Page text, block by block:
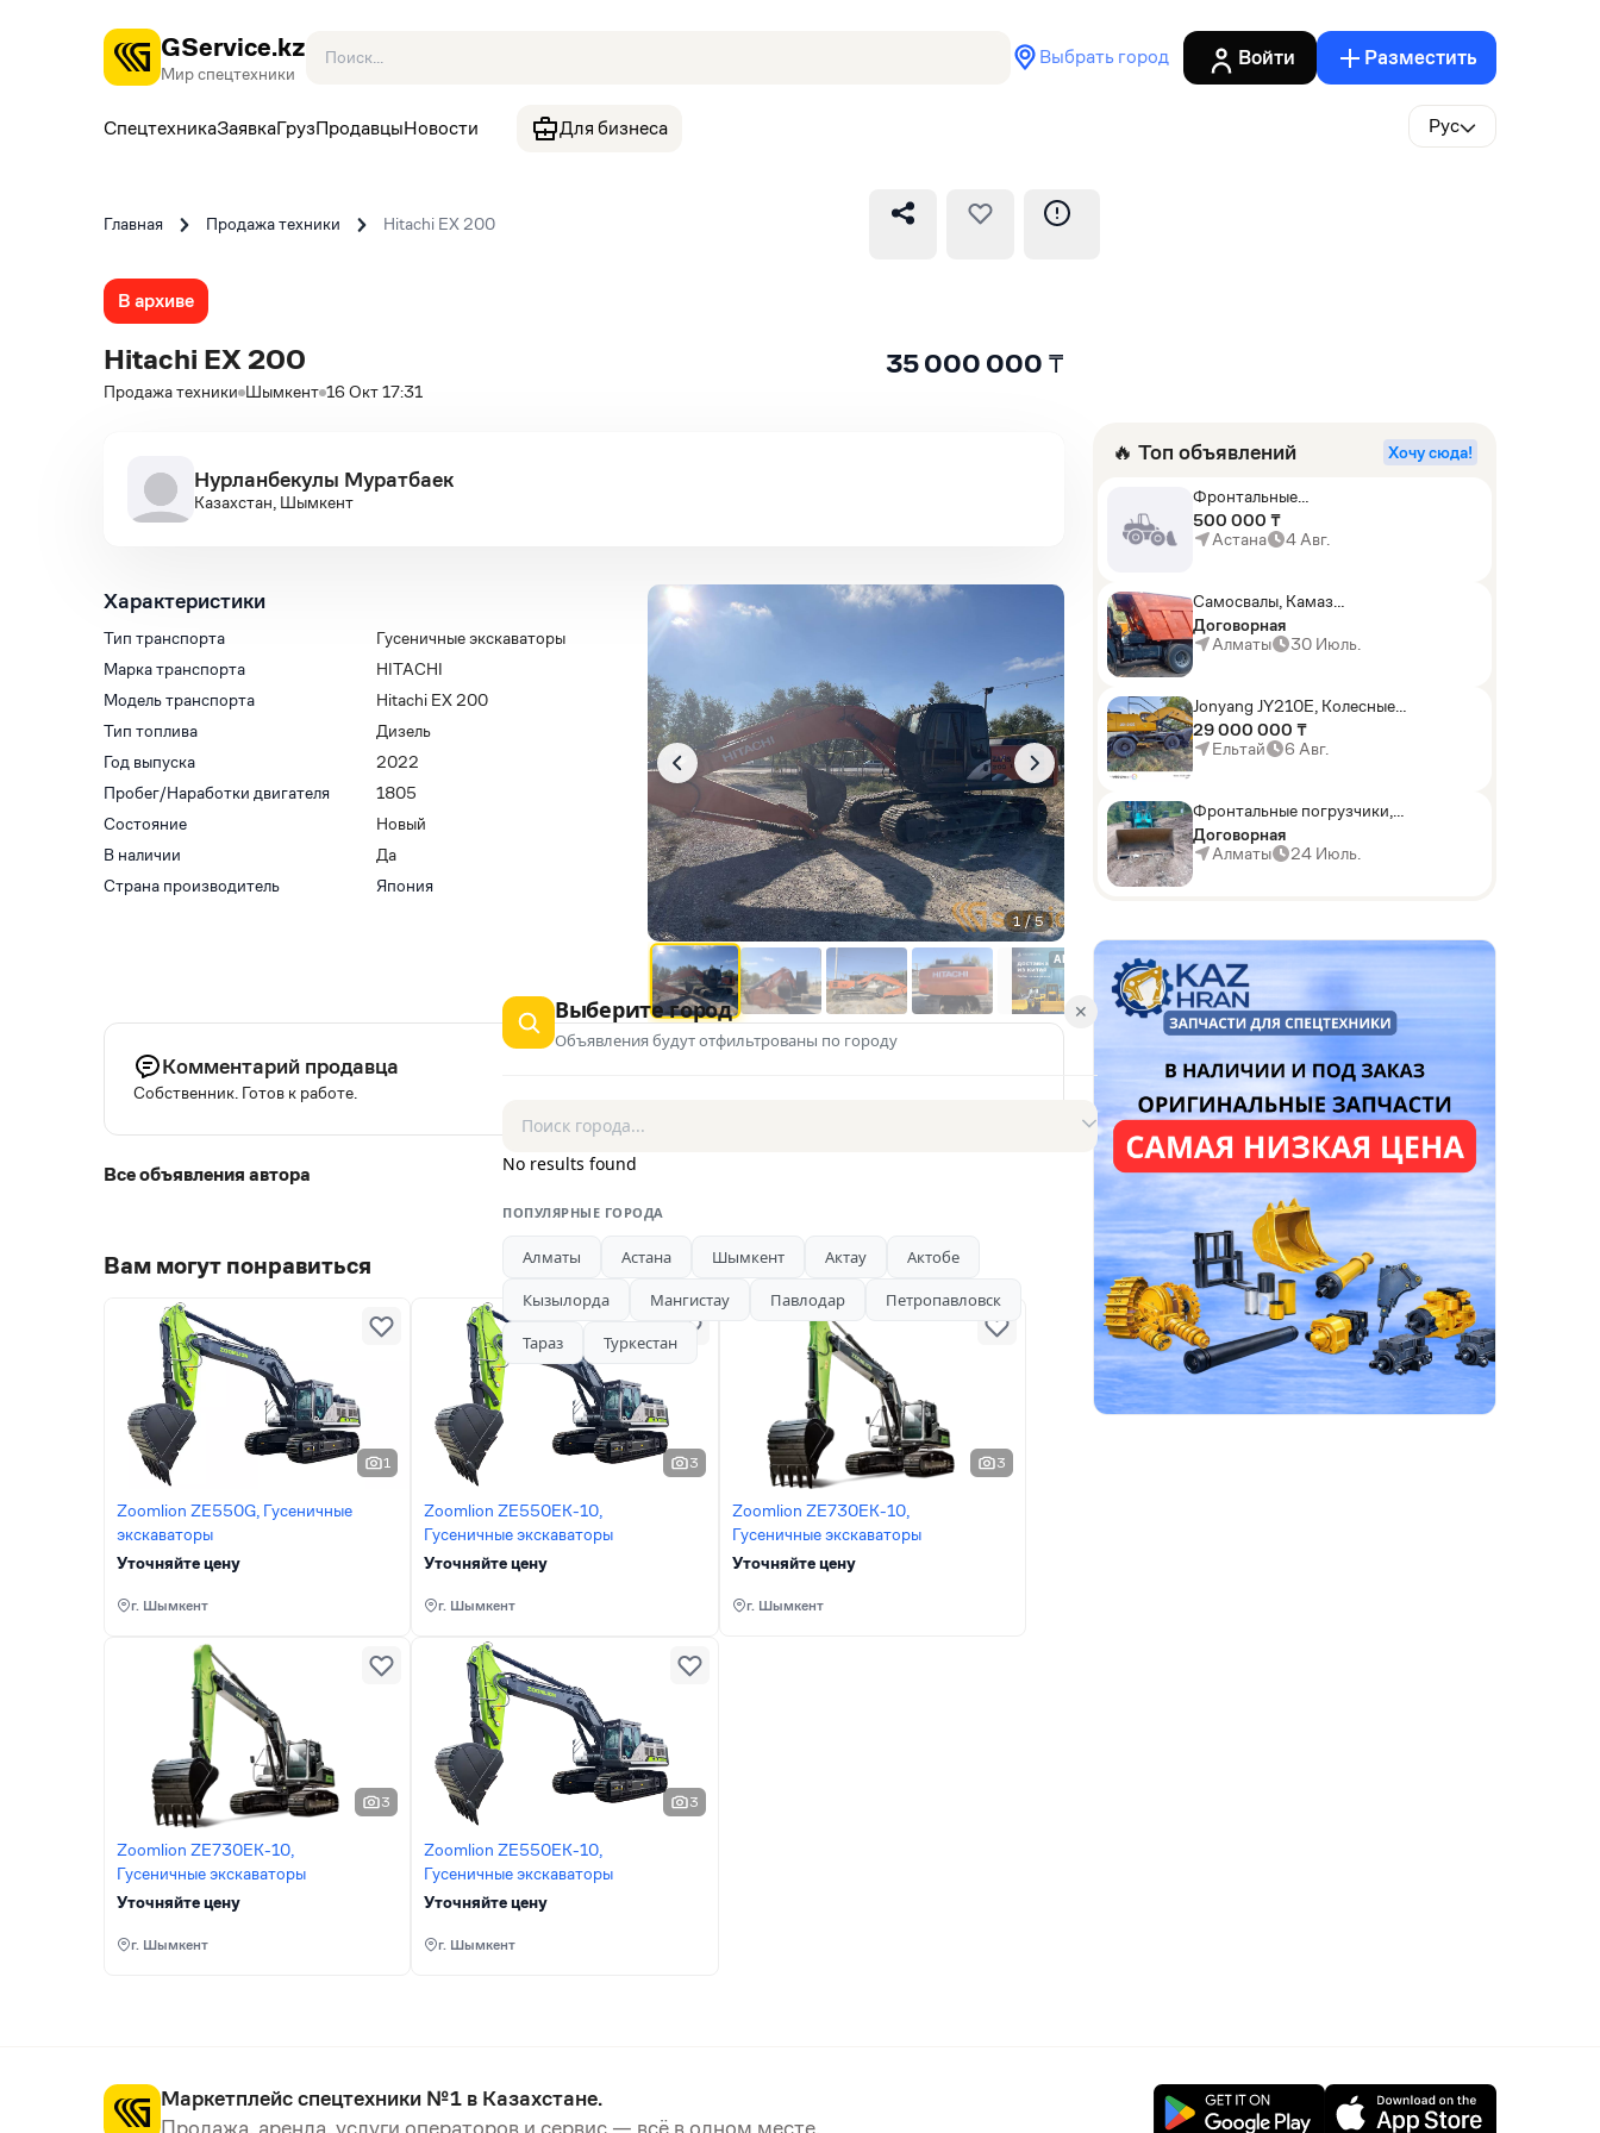
GService.kz
Мир спецтехники
Выбрать город Войти Разместить
СпецтехникаЗаявкаГрузПродавцыНовости Для бизнеса Рус
Главная Продажа техники Hitachi EX 200
В архиве
Hitachi EX 200
Продажа техники Шымкент 16 Окт 17:31
35 000 000 ₸
Нурланбекулы Муратбаек
Казахстан, Шымкент
Характеристики
Тип транспорта
Гусеничные экскаваторы
Марка транспорта
HITACHI
Модель транспорта
Hitachi EX 200
Тип топлива
Дизель
Год выпуска
2022
Пробег/Наработки двигателя
1805
Состояние
Новый
В наличии
Да
Страна производитель
Япония
1 / 5
AD
Комментарий продавца
Собственник. Готов к работе.
Все объявления автора
Вам могут понравиться
1
Zoomlion ZE550G, Гусеничные
экскаваторы
Уточняйте цену
г. Шымкент
3
Zoomlion ZE550EK-10,
Гусеничные экскаваторы
Уточняйте цену
г. Шымкент
3
Zoomlion ZE730EK-10,
Гусеничные экскаваторы
Уточняйте цену
г. Шымкент
3
Zoomlion ZE730EK-10,
Гусеничные экскаваторы
Уточняйте цену
г. Шымкент
3
Zoomlion ZE550EK-10,
Гусеничные экскаваторы
Уточняйте цену
г. Шымкент
🔥 Топ объявлений Хочу сюда!
Фронтальные
погрузчики,Экскаваторы-
погрузчики,Мини-
погрузчики,Горные
500 000 ₸
Астана
4 Авг.
Самосвалы, Камаз
АГП-29РТ (шасси
KАМАЗ-43114 6x6)
Договорная
Алматы
30 Июль.
Jonyang JY210E, Колесные
экскаваторы
29 000 000 ₸
Ельтай
6 Авг.
Фронтальные погрузчики,
Sunward ZYJ 320
Договорная
Алматы
24 Июль.
Маркетплейс спецтехники №1 в Казахстане.
✕
Выберите город
Объявления будут отфильтрованы по городу
No results found
ПОПУЛЯРНЫЕ ГОРОДА
Алматы Астана Шымкент Актау
Актобе
Кызылорда
Мангистау Павлодар
Петропавловск
Тараз
Туркестан